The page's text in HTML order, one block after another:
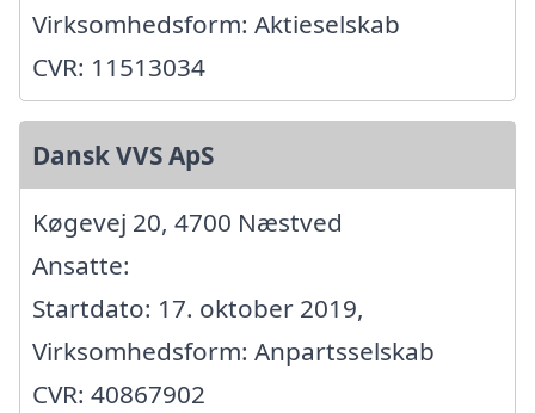
Virksomhedsform: Aktieselskab
CVR: 11513034
Dansk VVS ApS
Køgevej 20, 4700 Næstved
Ansatte:
Startdato: 17. oktober 2019,
Virksomhedsform: Anpartsselskab
CVR: 40867902